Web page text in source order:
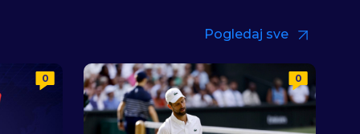
Pogledaj sve
0 0